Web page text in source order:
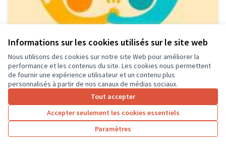
Informations sur les cookies utilisés sur le site web
Nous utilisons des cookies sur notre site Web pour améliorer la
performance et les contenus du site. Les cookies nous permettent
de fournir une expérience utilisateur et un contenu plus
personnalisés à partir de nos canaux de médias sociaux.
Tout accepter
Accepter seulement les cookies essentiels
Paramètres
Financement équipement, activités
et animations locales dédié aux
jeunes de l'éco-quartier et leurs
parents.
Soumis
association ECO-QUARTIER LA GUIGNARDIERE 0 0